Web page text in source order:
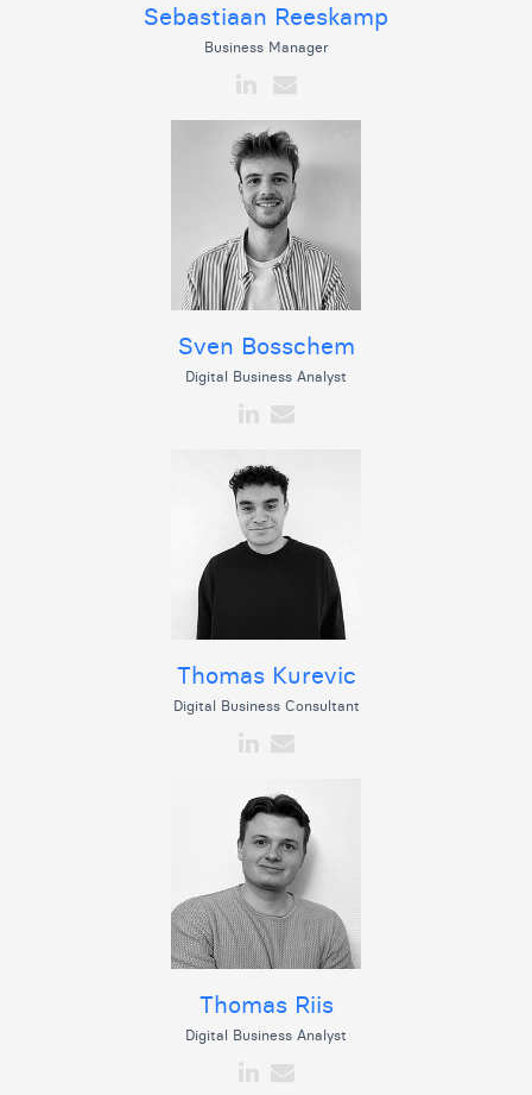
Sebastiaan Reeskamp
Business Manager
Sven Bosschem
Digital Business Analyst
Thomas Kurevic
Digital Business Consultant
Thomas Riis
Digital Business Analyst